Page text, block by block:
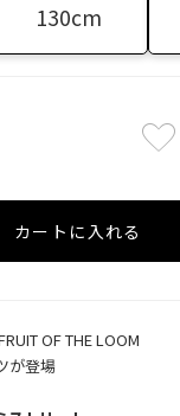
130cm
カートに入れる
OF THE LOOM
が登場